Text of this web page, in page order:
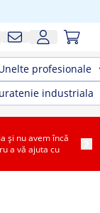
profesionale
industriala
și nu avem încă
a vă ajuta cu